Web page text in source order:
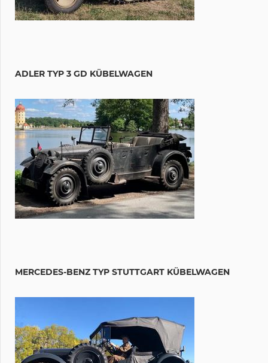
ADLER TYP 3 GD KÜBELWAGEN
MERCEDES-BENZ TYP STUTTGART KÜBELWAGEN